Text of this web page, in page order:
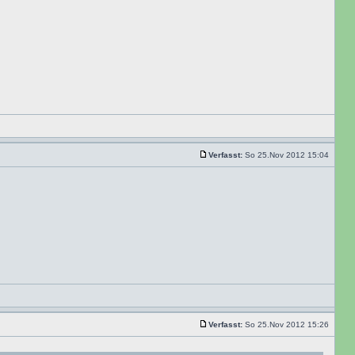
Verfasst: So 25.Nov 2012 15:04
Verfasst: So 25.Nov 2012 15:26